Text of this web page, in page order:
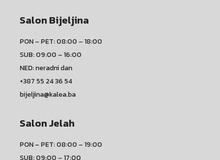
Salon Bijeljina
PON – PET: 08:00 – 18:00
SUB: 09:00 – 16:00
NED: neradni dan
+387 55 24 36 54
bijeljina@kalea.ba
Salon Jelah
PON – PET: 08:00 – 19:00
SUB: 09:00 – 17:00